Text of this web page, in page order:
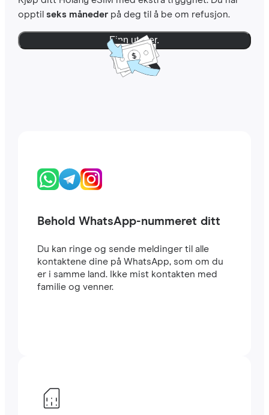
opptil seks månederpå deg til å be om refusjon.
Finn ut mer.
Behold WhatsApp-nummeret ditt
Du kan ringe og sende meldinger til alle
kontaktene dine på WhatsApp, som om du
er i samme land. Ikke mist kontakten med
familie og venner.